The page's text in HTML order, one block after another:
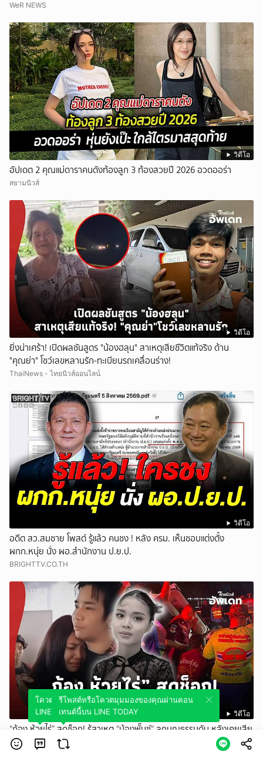
WeR NEWS
วิดีโอ
อัปเดต 2 คุณแม่ดาราคนดังท้องลูก 3 ท้องสวยปี 2026 อวดออร่า
สยามนิวส์
วิดีโอ
ยิ่งน่าเศร้า! เปิดผลชันสูตร "น้องฮลุน" สาเหตุเสียชีวิตแท้จริง ด้าน
"คุณย่า" โชว์เลขหลานรัก-ทะเบียนรถเคลื่อนร่าง!
ThaiNews - ไทยนิวส์ออนไลน์
วิดีโอ
อดีต สว.สมชาย โพสต์ รู้แล้ว คนชง ! หลัง ครม. เห็นชอบแต่งตั้ง
ผกก.หนุ่ย นั่ง ผอ.สำนักงาน ป.ย.ป.
BRIGHTTV.CO.TH
วิดีโอ
“ก้อง ห้วยไร่” สุดช็อก! รู้สาเหตุ “น้องพั๊นซ์“ ลูกบุญธรรมดับ หลังเคยเสีย
พ่อแม่เหตุตึกสตง.ถล่ม
โควตมุมมองของคุณผ่านคอนเทนต์นี้บน
LINE TODAY
รีโพสต์หรือโควตมุมมองของคุณผ่านคอน
เทนต์นี้บน LINE TODAY